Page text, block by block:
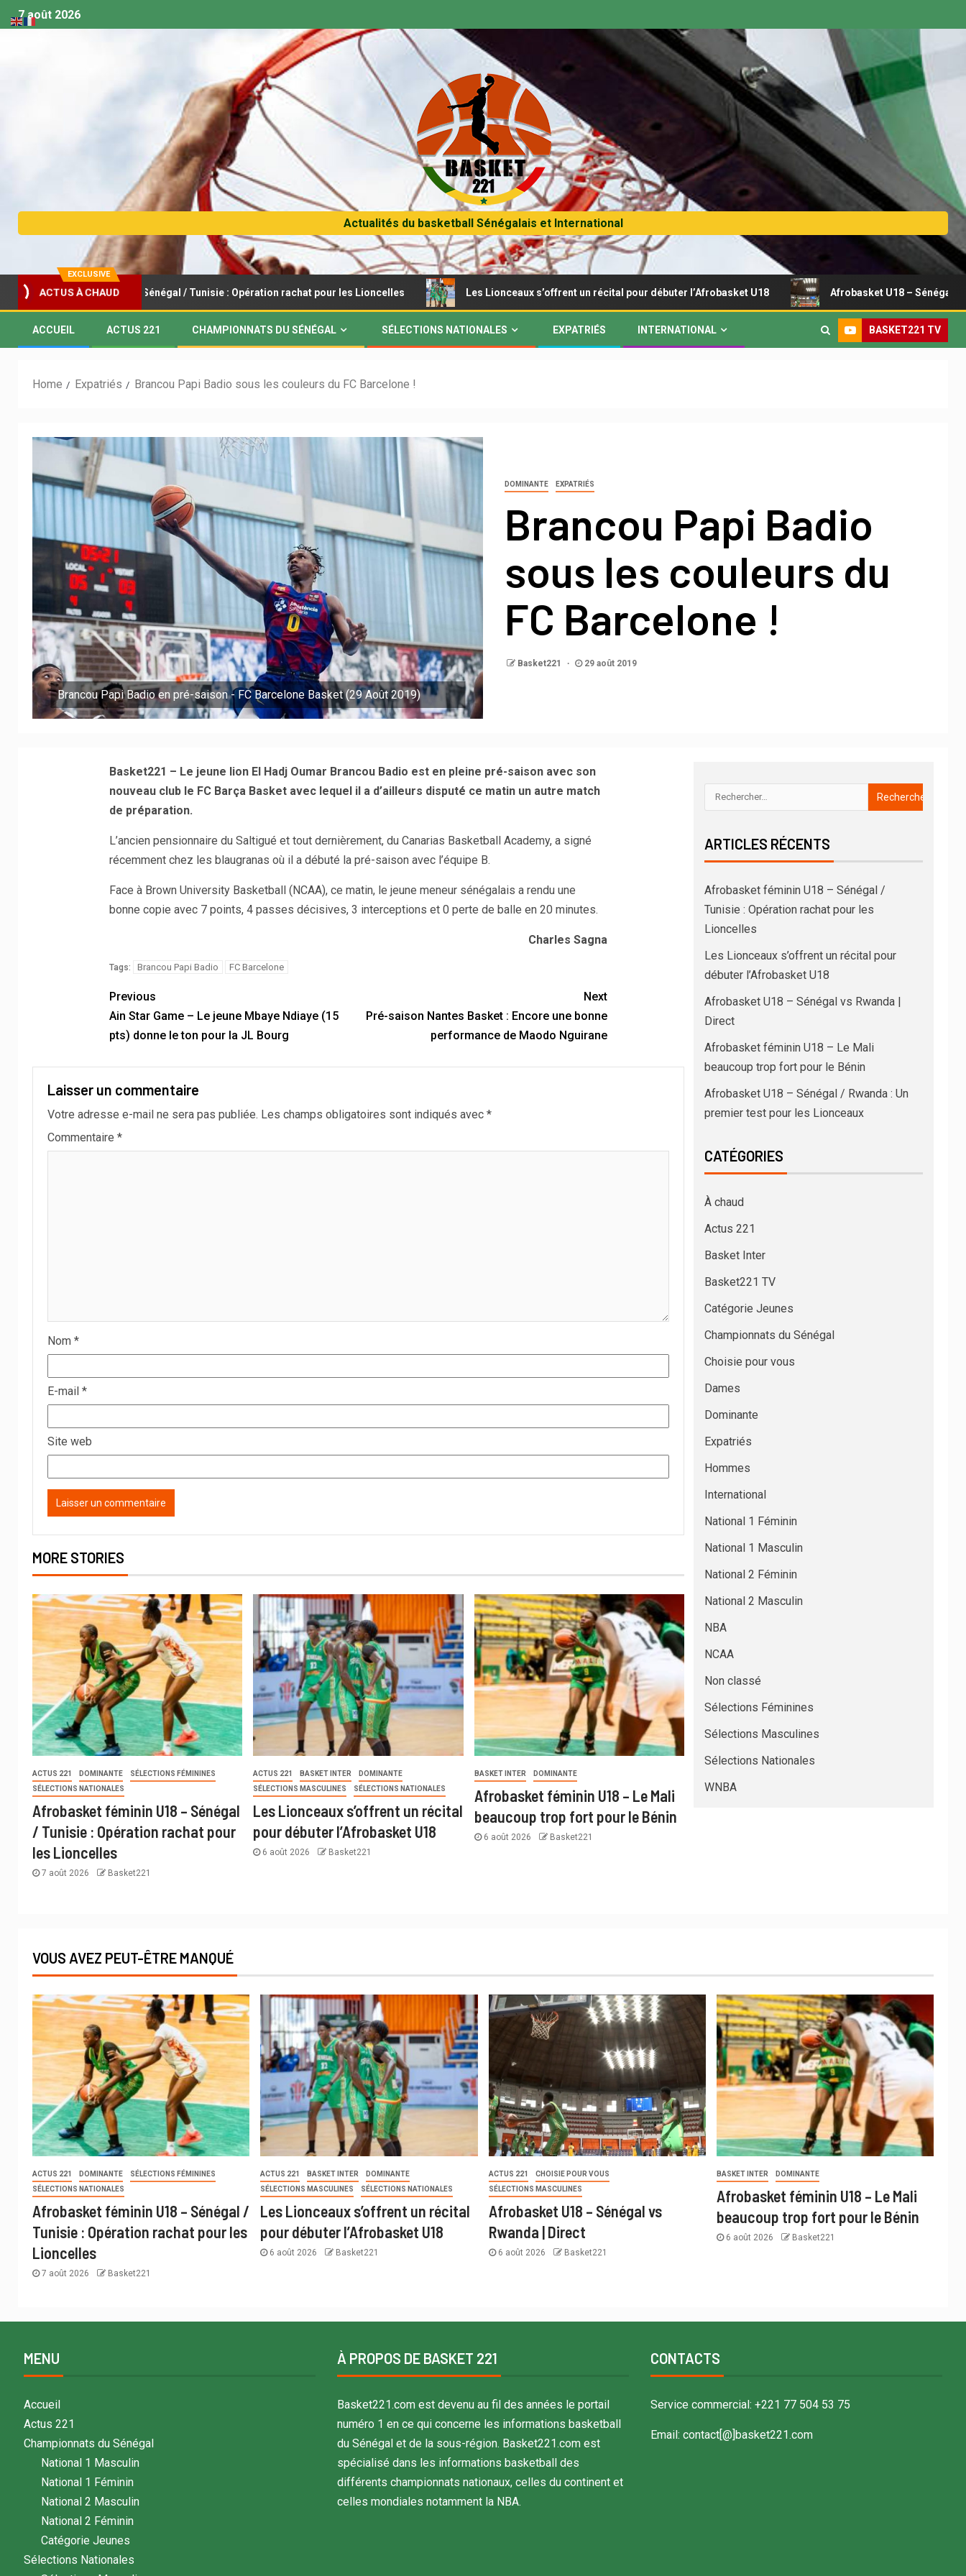
7 août 2026
Actualités du basketball Sénégalais et International
EXCLUSIVE
ACTUS À CHAUD
féminin U18 – Sénégal / Tunisie : Opération rachat pour les Lioncelles Les Lionceaux s’offrent un récital pour débuter l’Afrobasket U18 Afrobasket U18 – Sénégal vs Rwanda |
ACCUEIL ACTUS 221 CHAMPIONNATS DU SÉNÉGAL SÉLECTIONS NATIONALES EXPATRIÉS INTERNATIONAL BASKET221 TV
Home Expatriés Brancou Papi Badio sous les couleurs du FC Barcelone !
Brancou Papi Badio en pré-saison - FC Barcelone Basket (29 Août 2019)
DOMINANTE EXPATRIÉS
Brancou Papi Badio
sous les couleurs du
FC Barcelone !
Basket221 29 août 2019
Basket221 – Le jeune lion El Hadj Oumar Brancou Badio est en pleine pré-saison avec son
nouveau club le FC Barça Basket avec lequel il a d’ailleurs disputé ce matin un autre match
de préparation.
L’ancien pensionnaire du Saltigué et tout dernièrement, du Canarias Basketball Academy, a signé
récemment chez les blaugranas où il a débuté la pré-saison avec l’équipe B.
Face à Brown University Basketball (NCAA), ce matin, le jeune meneur sénégalais a rendu une
bonne copie avec 7 points, 4 passes décisives, 3 interceptions et 0 perte de balle en 20 minutes.
Charles Sagna
Tags: Brancou Papi Badio FC Barcelone
Previous
Ain Star Game – Le jeune Mbaye Ndiaye (15
pts) donne le ton pour la JL Bourg
Next
Pré-saison Nantes Basket : Encore une bonne
performance de Maodo Nguirane
Laisser un commentaire
Votre adresse e-mail ne sera pas publiée. Les champs obligatoires sont indiqués avec *
Commentaire *
Nom *
E-mail *
Site web
MORE STORIES
ACTUS 221 DOMINANTE
SÉLECTIONS FÉMININES
SÉLECTIONS NATIONALES
Afrobasket féminin U18 – Sénégal
/ Tunisie : Opération rachat pour
les Lioncelles
7 août 2026 Basket221
ACTUS 221 BASKET INTER
DOMINANTE
SÉLECTIONS MASCULINES
SÉLECTIONS NATIONALES
Les Lionceaux s’offrent un récital
pour débuter l’Afrobasket U18
6 août 2026 Basket221
BASKET INTER DOMINANTE
Afrobasket féminin U18 – Le Mali
beaucoup trop fort pour le Bénin
6 août 2026 Basket221
ARTICLES RÉCENTS
Afrobasket féminin U18 – Sénégal /
Tunisie : Opération rachat pour les
Lioncelles
Les Lionceaux s’offrent un récital pour
débuter l’Afrobasket U18
Afrobasket U18 – Sénégal vs Rwanda |
Direct
Afrobasket féminin U18 – Le Mali
beaucoup trop fort pour le Bénin
Afrobasket U18 – Sénégal / Rwanda : Un
premier test pour les Lionceaux
CATÉGORIES
À chaud
Actus 221
Basket Inter
Basket221 TV
Catégorie Jeunes
Championnats du Sénégal
Choisie pour vous
Dames
Dominante
Expatriés
Hommes
International
National 1 Féminin
National 1 Masculin
National 2 Féminin
National 2 Masculin
NBA
NCAA
Non classé
Sélections Féminines
Sélections Masculines
Sélections Nationales
WNBA
VOUS AVEZ PEUT-ÊTRE MANQUÉ
ACTUS 221 DOMINANTE
SÉLECTIONS FÉMININES
SÉLECTIONS NATIONALES
Afrobasket féminin U18 – Sénégal /
Tunisie : Opération rachat pour les
Lioncelles
7 août 2026 Basket221
ACTUS 221 BASKET INTER
DOMINANTE
SÉLECTIONS MASCULINES
SÉLECTIONS NATIONALES
Les Lionceaux s’offrent un récital
pour débuter l’Afrobasket U18
6 août 2026 Basket221
ACTUS 221
CHOISIE POUR VOUS
SÉLECTIONS MASCULINES
Afrobasket U18 – Sénégal vs
Rwanda | Direct
6 août 2026 Basket221
BASKET INTER DOMINANTE
Afrobasket féminin U18 – Le Mali
beaucoup trop fort pour le Bénin
6 août 2026 Basket221
MENU
Accueil
Actus 221
Championnats du Sénégal
National 1 Masculin
National 1 Féminin
National 2 Masculin
National 2 Féminin
Catégorie Jeunes
Sélections Nationales
À PROPOS DE BASKET 221
Basket221.com est devenu au fil des années le portail
numéro 1 en ce qui concerne les informations basketball
du Sénégal et de la sous-région. Basket221.com est
spécialisé dans les informations basketball des
différents championnats nationaux, celles du continent et
celles mondiales notamment la NBA.
CONTACTS
Service commercial: +221 77 504 53 75
Email: contact[@]basket221.com